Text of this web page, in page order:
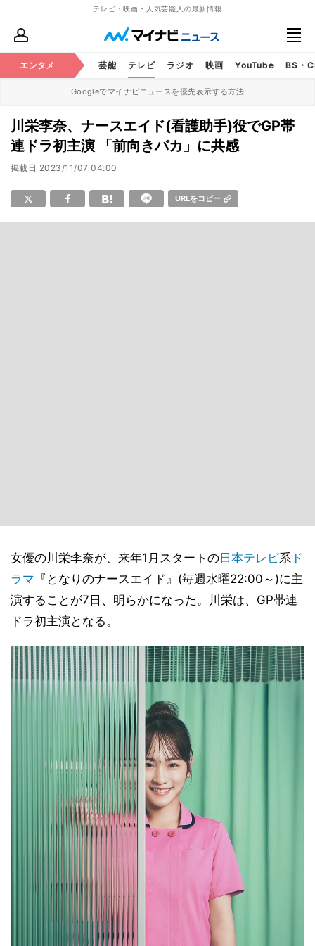
テレビ・映画・人気芸能人の最新情報
エンタメ 芸能 テレビ ラジオ 映画 YouTube BS・
Googleでマイナビニュースを優先表示する方法
川栄李奈、ナースエイド(看護助手)役でGP帯
連ドラ初主演 「前向きバカ」に共感
掲載日 2023/11/07 04:00
URLをコピー
女優の川栄李奈が、来年1月スタートの 日本テレビ系 ド
ラマ 『となりのナースエイド』(毎週水曜22:00～)に主
演することが7日、明らかになった。川栄は、GP帯連
ドラ初主演となる。